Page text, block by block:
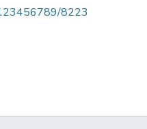
8223